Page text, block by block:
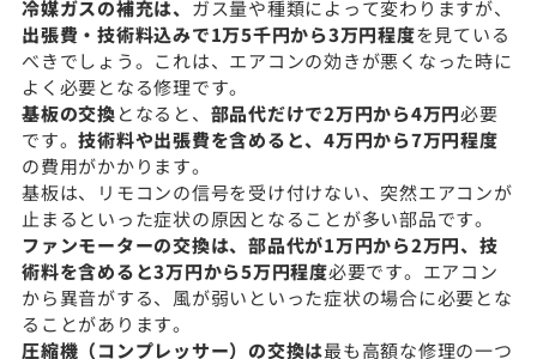
冷媒ガスの補充は、 ガス量や種類によって変わりますが、
出張費・技術料込みで1万5千円から3万円程度を見ている
べきでしょう。これは、エアコンの効きが悪くなった時に
よく必要となる修理です。
基板の交換となると、 部品代だけで2万円から4万円必要
です。技術料や出張費を含めると、4万円から7万円程度
の費用がかかります。
基板は、リモコンの信号を受け付けない、突然エアコンが
止まるといった症状の原因となることが多い部品です。
ファンモーターの交換は、部品代が1万円から2万円、技
術料を含めると3万円から5万円程度必要です。エアコン
から異音がする、風が弱いといった症状の場合に必要とな
ることがあります。
圧縮機（コンプレッサー）の交換は最も高額な修理の一つ